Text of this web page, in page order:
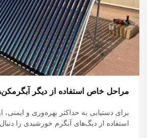
مراحل خاص استفاده از دیگر
برای دستیابی به حداکثر بهره‌وری و
استفاده از دیگ‌های آبگرم خورشیدی را دنبال